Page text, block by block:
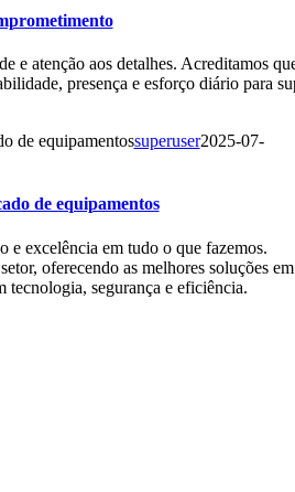
e atenção aos detalhes. Acreditamos
presença e esforço diário para
de equipamentossuperuser2025-07-
de equipamentos
e excelência em tudo o que fazemos.
oferecendo as melhores soluções em
tecnologia, segurança e eficiência.